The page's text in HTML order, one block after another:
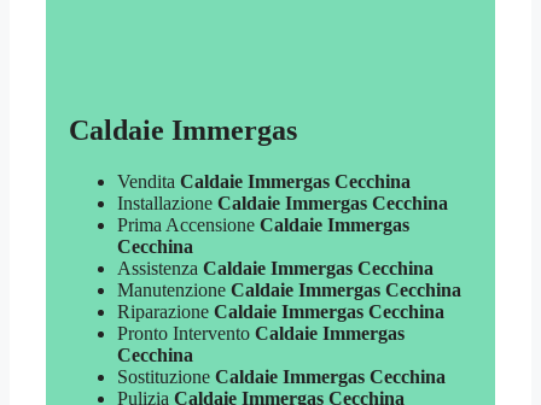
Caldaie Immergas
Vendita Caldaie Immergas Cecchina
Installazione Caldaie Immergas Cecchina
Prima Accensione Caldaie Immergas
Cecchina
Assistenza Caldaie Immergas Cecchina
Manutenzione Caldaie Immergas Cecchina
Riparazione Caldaie Immergas Cecchina
Pronto Intervento Caldaie Immergas
Cecchina
Sostituzione Caldaie Immergas Cecchina
Pulizia Caldaie Immergas Cecchina